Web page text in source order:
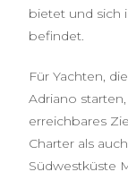
bietet und sich
befindet.
Für Yachten,
Adriano
erreichbares
Charter als
Südwestküste